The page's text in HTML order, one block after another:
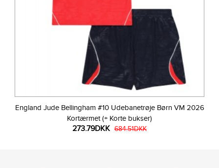
England Jude Bellingham #10 Udebanetrøje Børn VM 2026
Kortærmet (+ Korte bukser)
273.79DKK 684.51DKK